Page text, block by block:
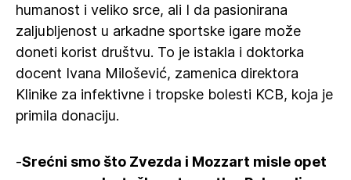
humanost i veliko srce, ali I da pasionirana
zaljubljenost u arkadne sportske igare može
doneti korist društvu. To je istakla i doktorka
docent Ivana Milošević, zamenica direktora
Klinike za infektivne i tropske bolesti KCB, koja je
primila donaciju.
-Srećni smo što Zvezda i Mozzart misle opet